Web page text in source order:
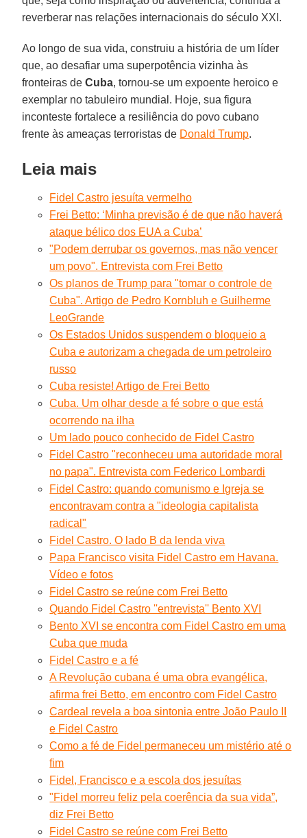
reverberar nas relações internacionais do século XXI.
Ao longo de sua vida, construiu a história de um líder
que, ao desafiar uma superpotência vizinha às
fronteiras deCuba, tornou-se um expoente heroico e
exemplar no tabuleiro mundial. Hoje, sua figura
inconteste fortalece a resiliência do povo cubano
frente às ameaças terroristas de Donald Trump.
Leia mais
Fidel Castro jesuíta vermelho
Frei Betto: ‘Minha previsão é de que não haverá
ataque bélico dos EUA a Cuba’
"Podem derrubar os governos, mas não vencer
um povo". Entrevista com Frei Betto
Os planos de Trump para "tomar o controle de
Cuba". Artigo de Pedro Kornbluh e Guilherme
LeoGrande
Os Estados Unidos suspendem o bloqueio a
Cuba e autorizam a chegada de um petroleiro
russo
Cuba resiste! Artigo de Frei Betto
Cuba. Um olhar desde a fé sobre o que está
ocorrendo na ilha
Um lado pouco conhecido de Fidel Castro
Fidel Castro "reconheceu uma autoridade moral
no papa". Entrevista com Federico Lombardi
Fidel Castro: quando comunismo e Igreja se
encontravam contra a "ideologia capitalista
radical"
Fidel Castro. O lado B da lenda viva
Papa Francisco visita Fidel Castro em Havana.
Vídeo e fotos
Fidel Castro se reúne com Frei Betto
Quando Fidel Castro ''entrevista'' Bento XVI
Bento XVI se encontra com Fidel Castro em uma
Cuba que muda
Fidel Castro e a fé
A Revolução cubana é uma obra evangélica,
afirma frei Betto, em encontro com Fidel Castro
Cardeal revela a boa sintonia entre João Paulo II
e Fidel Castro
Como a fé de Fidel permaneceu um mistério até o
fim
Fidel, Francisco e a escola dos jesuítas
"Fidel morreu feliz pela coerência da sua vida”,
diz Frei Betto
Fidel Castro se reúne com Frei Betto